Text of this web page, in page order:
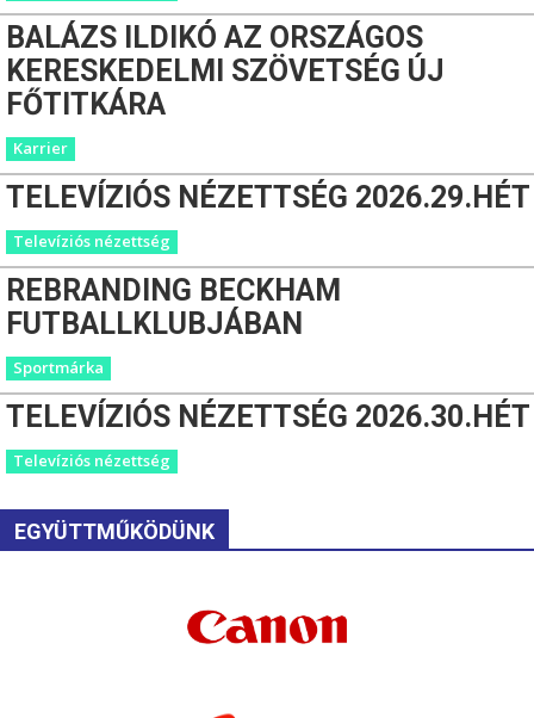
BALÁZS ILDIKÓ AZ ORSZÁGOS
KERESKEDELMI SZÖVETSÉG ÚJ
FŐTITKÁRA
Karrier
TELEVÍZIÓS NÉZETTSÉG 2026.29.HÉT
Televíziós nézettség
REBRANDING BECKHAM
FUTBALLKLUBJÁBAN
Sportmárka
TELEVÍZIÓS NÉZETTSÉG 2026.30.HÉT
Televíziós nézettség
EGYÜTTMŰKÖDÜNK